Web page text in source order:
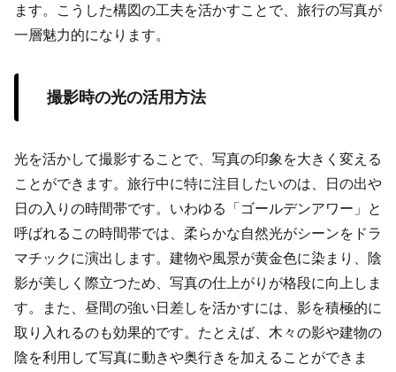
ます。こうした構図の工夫を活かすことで、旅行の写真が
一層魅力的になります。
撮影時の光の活用方法
光を活かして撮影することで、写真の印象を大きく変える
ことができます。旅行中に特に注目したいのは、日の出や
日の入りの時間帯です。いわゆる「ゴールデンアワー」と
呼ばれるこの時間帯では、柔らかな自然光がシーンをドラ
マチックに演出します。建物や風景が黄金色に染まり、陰
影が美しく際立つため、写真の仕上がりが格段に向上しま
す。また、昼間の強い日差しを活かすには、影を積極的に
取り入れるのも効果的です。たとえば、木々の影や建物の
陰を利用して写真に動きや奥行きを加えることができま